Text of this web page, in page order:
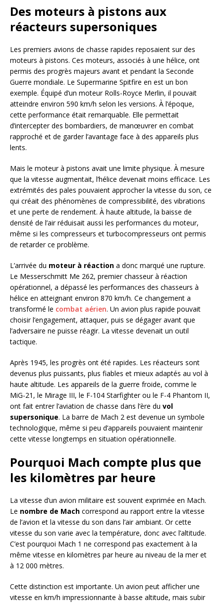
Des moteurs à pistons aux
réacteurs supersoniques
Les premiers avions de chasse rapides reposaient sur des
moteurs à pistons. Ces moteurs, associés à une hélice, ont
permis des progrès majeurs avant et pendant la Seconde
Guerre mondiale. Le Supermarine Spitfire en est un bon
exemple. Équipé d’un moteur Rolls-Royce Merlin, il pouvait
atteindre environ 590 km/h selon les versions. À l’époque,
cette performance était remarquable. Elle permettait
d’intercepter des bombardiers, de manœuvrer en combat
rapproché et de garder l’avantage face à des appareils plus
lents.
Mais le moteur à pistons avait une limite physique. À mesure
que la vitesse augmentait, l’hélice devenait moins efficace. Les
extrémités des pales pouvaient approcher la vitesse du son, ce
qui créait des phénomènes de compressibilité, des vibrations
et une perte de rendement. À haute altitude, la baisse de
densité de l’air réduisait aussi les performances du moteur,
même si les compresseurs et turbocompresseurs ont permis
de retarder ce problème.
L’arrivée du moteur à réaction a donc marqué une rupture.
Le Messerschmitt Me 262, premier chasseur à réaction
opérationnel, a dépassé les performances des chasseurs à
hélice en atteignant environ 870 km/h. Ce changement a
transformé le combat aérien. Un avion plus rapide pouvait
choisir l’engagement, attaquer, puis se dégager avant que
l’adversaire ne puisse réagir. La vitesse devenait un outil
tactique.
Après 1945, les progrès ont été rapides. Les réacteurs sont
devenus plus puissants, plus fiables et mieux adaptés au vol à
haute altitude. Les appareils de la guerre froide, comme le
MiG-21, le Mirage III, le F-104 Starfighter ou le F-4 Phantom II,
ont fait entrer l’aviation de chasse dans l’ère du vol
supersonique. La barre de Mach 2 est devenue un symbole
technologique, même si peu d’appareils pouvaient maintenir
cette vitesse longtemps en situation opérationnelle.
Pourquoi Mach compte plus que
les kilomètres par heure
La vitesse d’un avion militaire est souvent exprimée en Mach.
Le nombre de Mach correspond au rapport entre la vitesse
de l’avion et la vitesse du son dans l’air ambiant. Or cette
vitesse du son varie avec la température, donc avec l’altitude.
C’est pourquoi Mach 1 ne correspond pas exactement à la
même vitesse en kilomètres par heure au niveau de la mer et
à 12 000 mètres.
Cette distinction est importante. Un avion peut afficher une
vitesse en km/h impressionnante à basse altitude, mais subir